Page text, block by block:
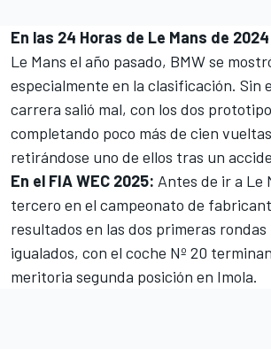
En las 24 Horas de Le Mans de
Le Mans el año pasado, BMW se
especialmente en la clasificación. Sin
carrera salió mal, con los dos
completando poco más de cien
retirándose uno de ellos tras un
En el FIA WEC 2025: Antes de ir a Le
tercero en el campeonato de
resultados en las dos primeras
igualados, con el coche Nº 20
meritoria segunda posición en Imola.